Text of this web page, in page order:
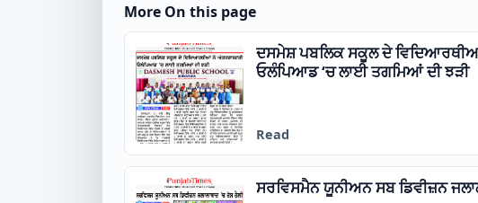
More On this page
ਦਸਮੇਸ਼ ਪਬਲਿਕ ਸਕੂਲ ਦੇ
ਓਲੰਪਿਆਡ ‘ਚ ਲਾਈ ਤਗਮਿਆਂ ਦੀ ਝੜੀ
Read
ਸਰਵਿਸਮੈਨ ਯੂਨੀਅਨ ਸਬ ਡਿਵੀਜ਼ਨ